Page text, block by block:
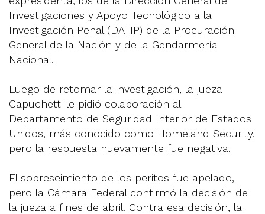
Investigaciones y Apoyo Tecnológico a la
Investigación Penal (DATIP) de la Procuración
General de la Nación y de la Gendarmería
Nacional.
Luego de retomar la investigación, la jueza
Capuchetti le pidió colaboración al
Departamento de Seguridad Interior de Estados
Unidos, más conocido como Homeland Security,
pero la respuesta nuevamente fue negativa.
El sobreseimiento de los peritos fue apelado,
pero la Cámara Federal confirmó la decisión de
la jueza a fines de abril. Contra esa decisión, la